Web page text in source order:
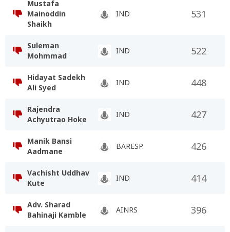
Mustafa
Mainoddin
Shaikh
IND 531
Suleman
Mohmmad
IND 522
Hidayat Sadekh
Ali Syed
IND 448
Rajendra
Achyutrao Hoke
IND 427
Manik Bansi
Aadmane
BARESP 426
Vachisht Uddhav
Kute
IND 414
Adv. Sharad
Bahinaji Kamble
AINRS 396